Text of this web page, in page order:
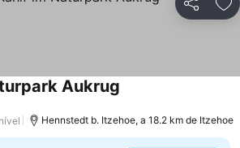
Partilhar
Aukrug
Hennstedt b. Itzehoe, a 18.2 km de Itzehoe